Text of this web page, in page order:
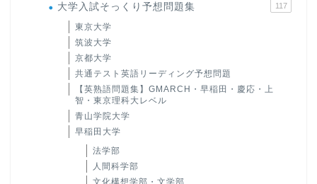
大学入試そっくり予想問題集 117
東京大学
筑波大学
京都大学
共通テスト英語リーディング予想問題
【英熟語問題集】GMARCH・早稲田・慶応・上
智・東京理科大レベル
青山学院大学
早稲田大学
法学部
人間科学部
文化構想学部・文学部